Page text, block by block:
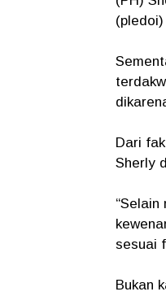
Dari
Sherly
sesuai
Bukan